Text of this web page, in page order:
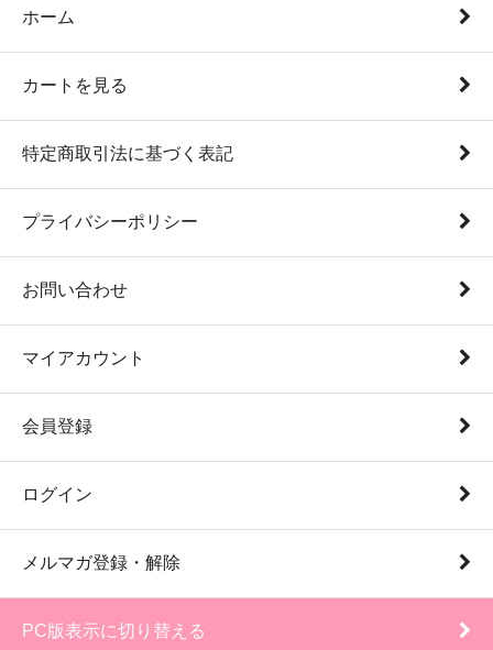
ホーム
カートを見る
特定商取引法に基づく表記
プライバシーポリシー
お問い合わせ
マイアカウント
会員登録
ログイン
メルマガ登録・解除
PC版表示に切り替える